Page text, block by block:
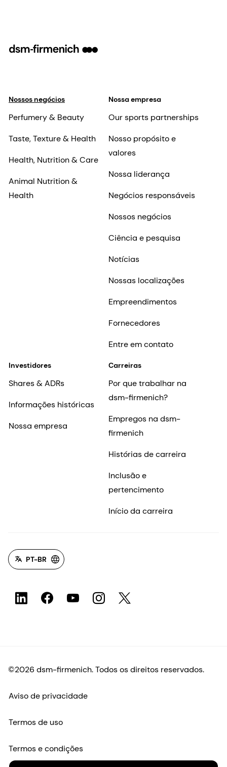
Nossos negócios
Perfumery & Beauty
Taste, Texture & Health
Health, Nutrition & Care
Animal Nutrition &
Health
Nossa empresa
Our sports partnerships
Nosso propósito e
valores
Nossa liderança
Negócios responsáveis
Nossos negócios
Ciência e pesquisa
Notícias
Nossas localizações
Empreendimentos
Fornecedores
Entre em contato
Investidores
Shares & ADRs
Informações históricas
Nossa empresa
Carreiras
Por que trabalhar na
dsm-firmenich?
Empregos na dsm-
firmenich
Histórias de carreira
Inclusão e
pertencimento
Início da carreira
PT-BR
©2026 dsm-firmenich. Todos os direitos reservados.
Aviso de privacidade
Termos de uso
Termos e condições